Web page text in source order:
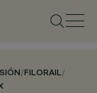
/FILORAIL/